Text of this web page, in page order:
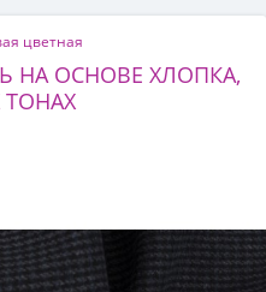
цветная
НА ОСНОВЕ ХЛОПКА,